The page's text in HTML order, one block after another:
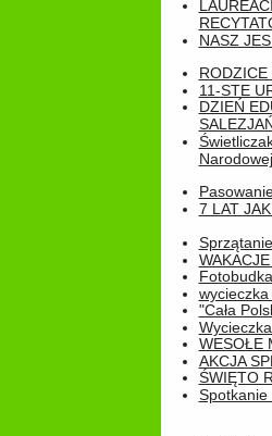
NASZ
RODZICE
11-STE
DZIEŃ
Narodowej
7 LAT
Fotobudka
"Cała
WESOŁE
AKCJA
ŚWIĘTO
Spotkanie